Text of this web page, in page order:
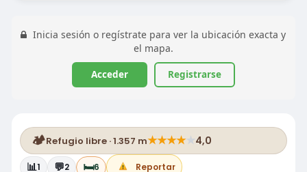
Inicia sesión o regístrate para ver la ubicación exacta y
el mapa.
Acceder Registrarse
🏕️Refugio libre · 1.357 m★★★★★4,0
📊1 💬2 🛏️6 Reportar